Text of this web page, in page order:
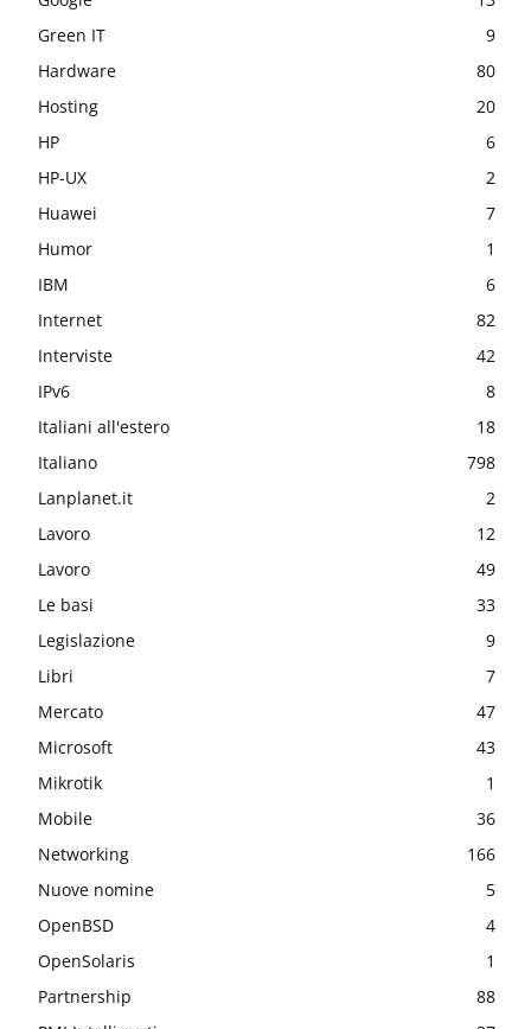
Green IT
9
Hardware
80
Hosting
20
HP
6
HP-UX
2
Huawei
7
Humor
1
IBM
6
Internet
82
Interviste
42
IPv6
8
Italiani all'estero
18
Italiano
798
Lanplanet.it
2
Lavoro
12
Lavoro
49
Le basi
33
Legislazione
9
Libri
7
Mercato
47
Microsoft
43
Mikrotik
1
Mobile
36
Networking
166
Nuove nomine
5
OpenBSD
4
OpenSolaris
1
Partnership
88